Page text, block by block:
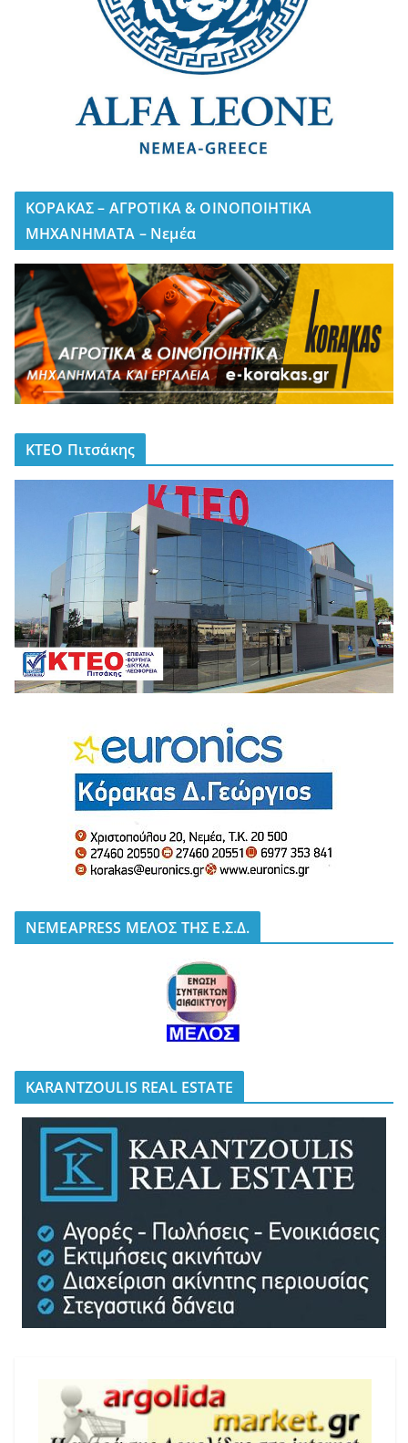
ΚΟΡΑΚΑΣ – ΑΓΡΟΤΙΚΑ & ΟΙΝΟΠΟΙΗΤΙΚΑ
ΜΗΧΑΝΗΜΑΤΑ – Νεμέα
ΚΤΕΟ Πιτσάκης
NEMEAPRESS ΜΕΛΟΣ ΤΗΣ Ε.Σ.Δ.
KARANTZOULIS REAL ESTATE